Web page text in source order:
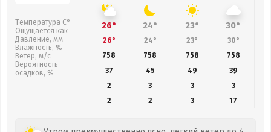
Температура С°
Ощущается как
Давление, мм
Влажность, %
Ветер, м/с
Вероятность
осадков, %
26° 24° 23° 30°
26° 24° 23° 30°
758
758 758 758
37
45 49 39
2
3 3
3
2
2 3 17